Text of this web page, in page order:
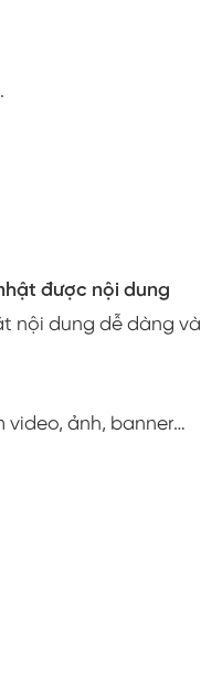
được nội dung
nội dung dễ dàng và
ảnh, banner…